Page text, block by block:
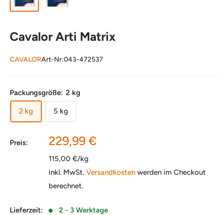
Cavalor Arti Matrix
CAVALORArt-Nr:043-472537
Packungsgröße: 2 kg
2 kg 5 kg
Preis: Sonderpreis
229,99 €
115,00 €/kg
inkl. MwSt. Versandkosten werden im Checkout
berechnet.
Lieferzeit: 2 - 3 Werktage